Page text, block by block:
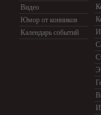
Видео
Юмор от конников
Календарь событий